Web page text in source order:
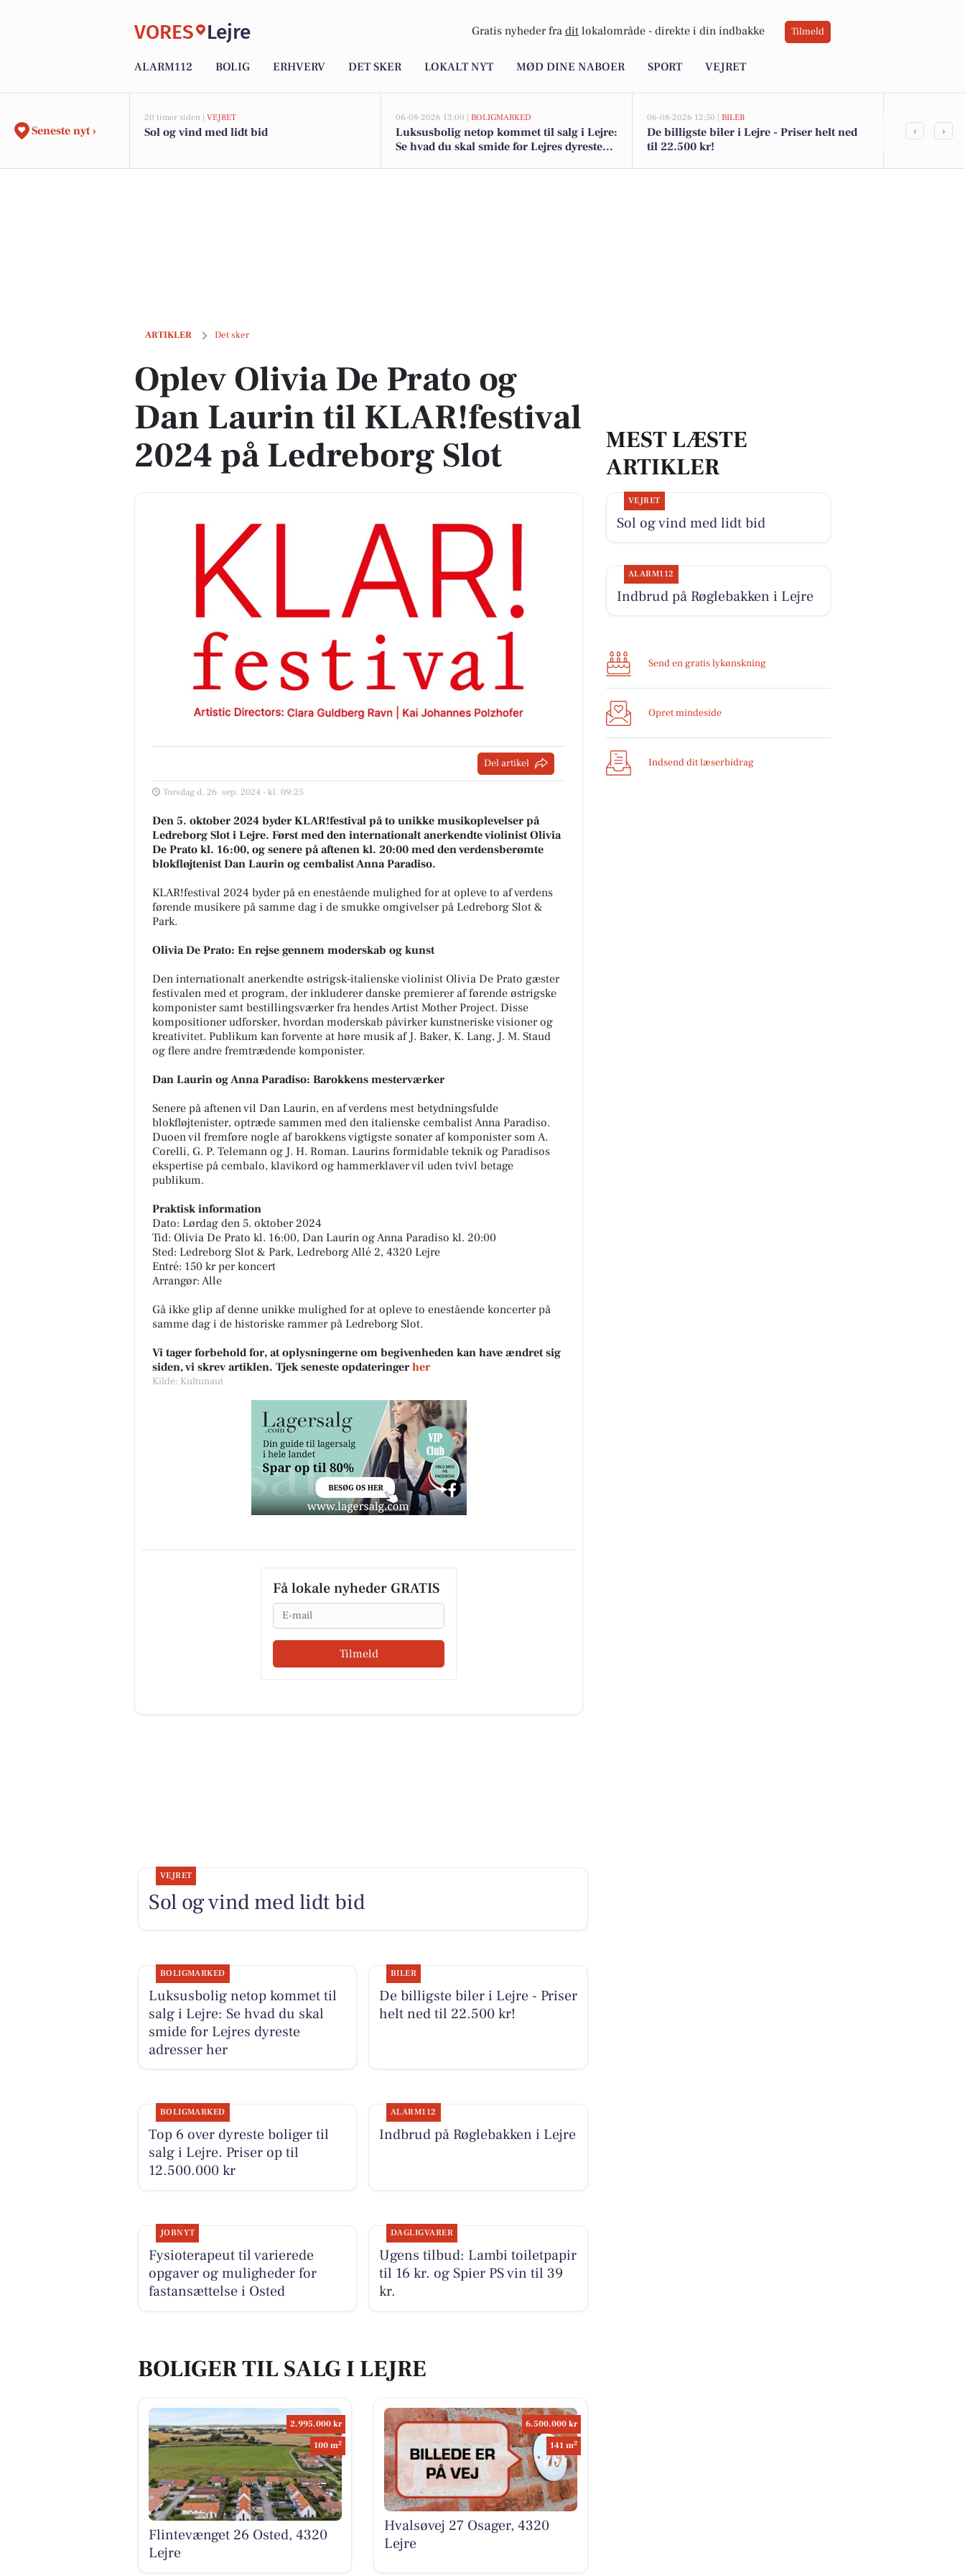
VORES Lejre Gratis nyheder fra dit lokalområde - direkte i din indbakke Tilmeld
ALARM112 BOLIG ERHVERV DET SKER LOKALT NYT MØD DINE NABOER SPORT VEJRET
Seneste nyt ›
20 timer siden | VEJRET
Sol og vind med lidt bid
06-08-2026 13:00 | BOLIGMARKED
Luksusbolig netop kommet til salg i Lejre:
Se hvad du skal smide for Lejres dyreste
06-08-2026 12:50 | BILER
De billigste biler i Lejre - Priser helt ned
til 22.500 kr!
Top 6 over
‹ ›
ARTIKLER Det sker
Oplev Olivia De Prato og Dan Laurin til KLAR!festival 2024 på Ledreborg Slot
Oplev Olivia De Prato og
Dan Laurin til KLAR!festival
2024 på Ledreborg Slot
Del artikel
Torsdag d. 26. sep. 2024 - kl. 09:25
Den 5. oktober 2024 byder KLAR!festival på to unikke musikoplevelser på
Ledreborg Slot i Lejre. Først med den internationalt anerkendte violinist Olivia
De Prato kl. 16:00, og senere på aftenen kl. 20:00 med den verdensberømte
blokfløjtenist Dan Laurin og cembalist Anna Paradiso.
KLAR!festival 2024 byder på en enestående mulighed for at opleve to af verdens
førende musikere på samme dag i de smukke omgivelser på Ledreborg Slot &
Park.
Olivia De Prato: En rejse gennem moderskab og kunst
Den internationalt anerkendte østrigsk-italienske violinist Olivia De Prato gæster
festivalen med et program, der inkluderer danske premierer af førende østrigske
komponister samt bestillingsværker fra hendes Artist Mother Project. Disse
kompositioner udforsker, hvordan moderskab påvirker kunstneriske visioner og
kreativitet. Publikum kan forvente at høre musik af J. Baker, K. Lang, J. M. Staud
og flere andre fremtrædende komponister.
Dan Laurin og Anna Paradiso: Barokkens mesterværker
Senere på aftenen vil Dan Laurin, en af verdens mest betydningsfulde
blokfløjtenister, optræde sammen med den italienske cembalist Anna Paradiso.
Duoen vil fremføre nogle af barokkens vigtigste sonater af komponister som A.
Corelli, G. P. Telemann og J. H. Roman. Laurins formidable teknik og Paradisos
ekspertise på cembalo, klavikord og hammerklaver vil uden tvivl betage
publikum.
Praktisk information
Dato: Lørdag den 5. oktober 2024
Tid: Olivia De Prato kl. 16:00, Dan Laurin og Anna Paradiso kl. 20:00
Sted: Ledreborg Slot & Park, Ledreborg Allé 2, 4320 Lejre
Entré: 150 kr per koncert
Arrangør: Alle
Gå ikke glip af denne unikke mulighed for at opleve to enestående koncerter på
samme dag i de historiske rammer på Ledreborg Slot.
Vi tager forbehold for, at oplysningerne om begivenheden kan have ændret sig
siden, vi skrev artiklen. Tjek seneste opdateringer her
Kilde: Kultunaut
Få lokale nyheder GRATIS
Email
Tilmeld
MEST LÆSTE
ARTIKLER
VEJRET
Sol og vind med lidt bid
ALARM112
Indbrud på Røglebakken i Lejre
Send en gratis lykønskning
Opret mindeside
Indsend dit læserbidrag
VEJRET
Sol og vind med lidt bid
BOLIGMARKED
Luksusbolig netop kommet til
salg i Lejre: Se hvad du skal
smide for Lejres dyreste
adresser her
BILER
De billigste biler i Lejre - Priser
helt ned til 22.500 kr!
BOLIGMARKED
Top 6 over dyreste boliger til
salg i Lejre. Priser op til
12.500.000 kr
ALARM112
Indbrud på Røglebakken i Lejre
JOBNYT
Fysioterapeut til varierede
opgaver og muligheder for
fastansættelse i Osted
DAGLIGVARER
Ugens tilbud: Lambi toiletpapir
til 16 kr. og Spier PS vin til 39
kr.
BOLIGER TIL SALG I LEJRE
2.995.000 kr
100 m2
Flintevænget 26 Osted, 4320
Lejre
6.500.000 kr
141 m2
Hvalsøvej 27 Osager, 4320
Lejre